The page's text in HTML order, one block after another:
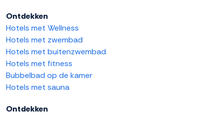
Ontdekken
Hotels met Wellness
Hotels met zwembad
Hotels met buitenzwembad
Hotels met fitness
Bubbelbad op de kamer
Hotels met sauna
Ontdekken